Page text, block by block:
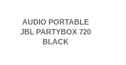
AUDIO PORTABLE
JBL PARTYBOX 720
BLACK